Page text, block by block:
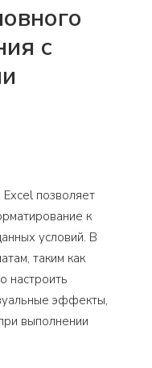
с
позволяет
к
условий. В
таким как
настроить
эффекты,
выполнении